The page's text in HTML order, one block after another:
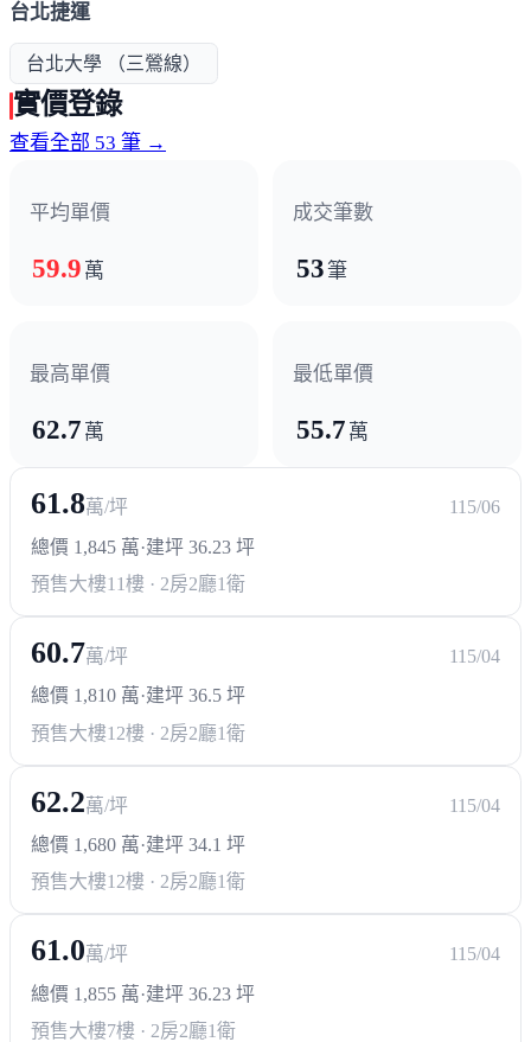
台北捷運
台北大學 （三鶯線）
實價登錄
查看全部 53 筆 →
平均單價
59.9 萬
成交筆數
53筆
最高單價
62.7 萬
最低單價
55.7 萬
61.8萬/坪
115/06
總價 1,845 萬·建坪 36.23 坪
預售大樓11樓 · 2房2廳1衛
60.7萬/坪
115/04
總價 1,810 萬·建坪 36.5 坪
預售大樓12樓 · 2房2廳1衛
62.2萬/坪
115/04
總價 1,680 萬·建坪 34.1 坪
預售大樓12樓 · 2房2廳1衛
61.0萬/坪
115/04
總價 1,855 萬·建坪 36.23 坪
預售大樓7樓 · 2房2廳1衛